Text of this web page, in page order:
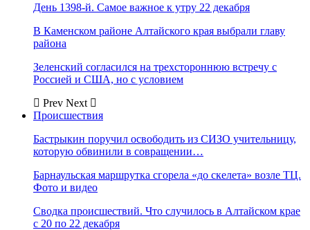
День 1398-й. Самое важное к утру 22 декабря
В Каменском районе Алтайского края выбрали главу
района
Зеленский согласился на трехстороннюю встречу с
Россией и США, но с условием
Prev Next
Происшествия
Бастрыкин поручил освободить из СИЗО учительницу,
которую обвинили в совращении…
Барнаульская маршрутка сгорела «до скелета» возле ТЦ.
Фото и видео
Сводка происшествий. Что случилось в Алтайском крае
с 20 по 22 декабря